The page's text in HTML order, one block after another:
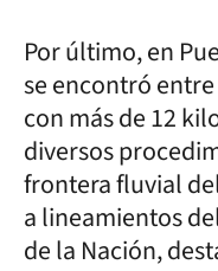
Por último, en
se encontró
con más de 12
diversos
frontera fluvial
a lineamientos
de la Nación,